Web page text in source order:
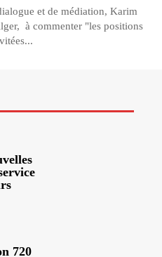
et de médiation, Karim
à commenter "les positions
720